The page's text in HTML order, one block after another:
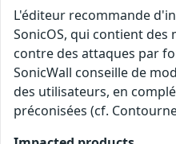
L'éditeur recommande
SonicOS, qui contient
contre des attaques par
SonicWall conseille de
des utilisateurs, en
préconisées (cf.